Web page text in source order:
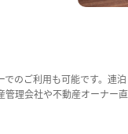
のご利用も可能です。連
理会社や不動産オーナ